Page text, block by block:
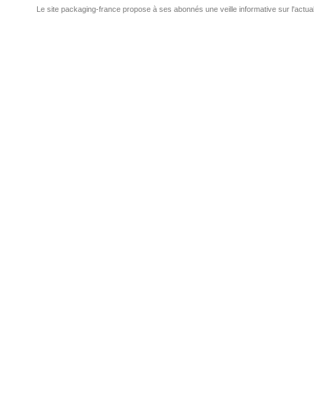
Le site packaging-france propose à ses abonnés une veille informative sur